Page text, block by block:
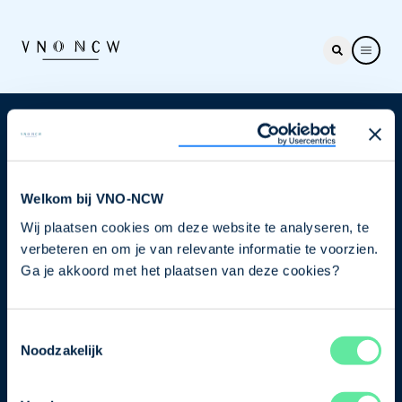
Welkom bij VNO-NCW
Wij plaatsen cookies om deze website te analyseren, te
verbeteren en om je van relevante informatie te voorzien.
Ga je akkoord met het plaatsen van deze cookies?
Noodzakelijk
Nieuwsbrief
je nu in voor de VNO-NCW nieuwsbrief.
Schrijf je in
Direct naar
Ons verhaal